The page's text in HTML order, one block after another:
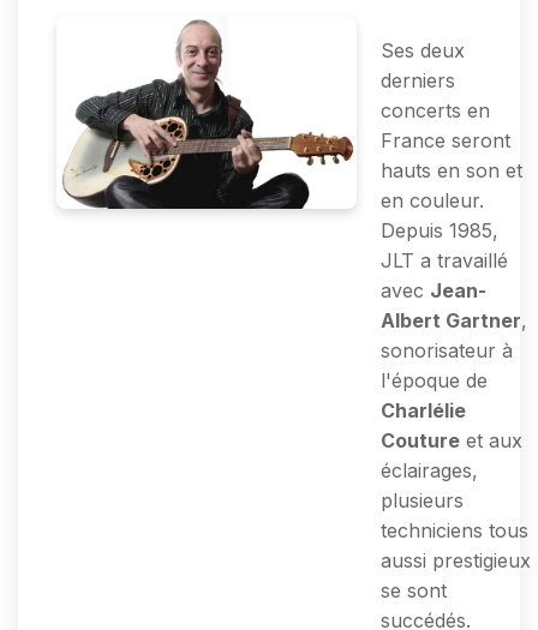
Ses deux
derniers
concerts en
France seront
hauts en son et
en couleur.
Depuis 1985,
JLT a travaillé
avec Jean-
Albert Gartner,
sonorisateur à
l'époque de
Charlélie
Couture et aux
éclairages,
plusieurs
techniciens tous
aussi prestigieux
se sont
succédés.